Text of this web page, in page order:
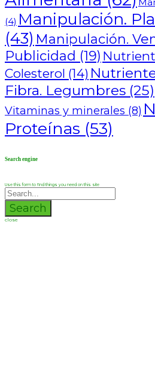
(4) Manipulación.
(43) Manipulación.
Publicidad (19)
Colesterol (14)
Fibra. Legumbres (25)
Vitaminas y minerales (8)
Proteínas (53)
Search engine
Use this form to find things you need on this site
Search
close